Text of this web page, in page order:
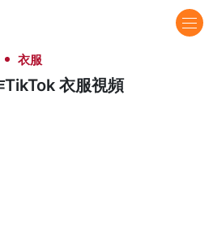
衣服
TikTok 衣服視頻